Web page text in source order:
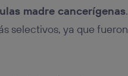
madre cancerígenas.
selectivos, ya que fueron